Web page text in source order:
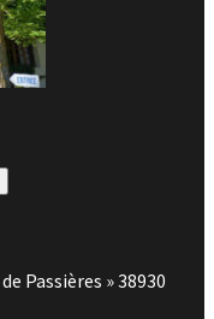
Passières » 38930